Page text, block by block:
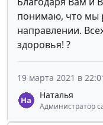
понимаю, что мы
направлении.
здоровья! ?
Наталья
Администратор
19 марта 2021 в